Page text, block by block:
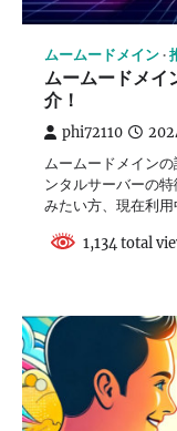
ムームードメイン
ムームードメイ
介！
phi72110
ムームードメイン
ンタルサーバーの
みたい方、現在利用
1,134 total